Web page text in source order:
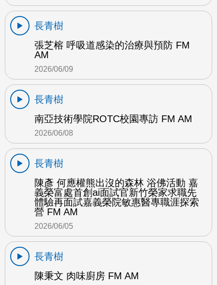
長青樹
張芝榕 呼吸道感染的治療與預防 FM
AM
2026/06/09
長青樹
南亞技術學院ROTC校園專訪 FM AM
2026/06/08
長青樹
陳彥 何應權熊出沒的森林 浴佛活動 嘉
義榮富處首創ai面試官新竹榮家求職先
體驗再面試嘉義榮院敏惠醫專職涯探索
營 FM AM
2026/06/05
長青樹
陳秉文 肉味廚房 FM AM